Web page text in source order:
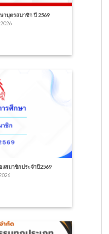
าบุตรสมาชิก ปี 2569
สมาชิกประจำปี2569